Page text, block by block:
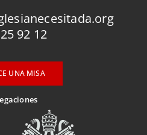
92 12
UNA MISA